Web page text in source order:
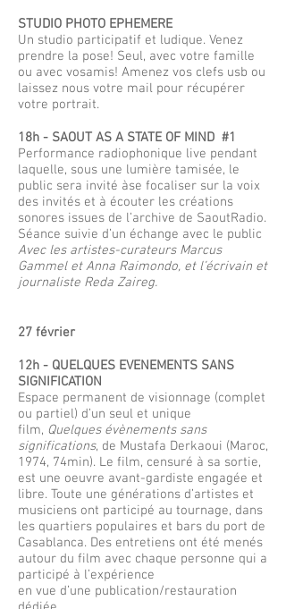
STUDIO PHOTO EPHEMERE
Un studio participatif et ludique. Venez
prendre la pose! Seul, avec votre famille
ou avec vosamis! Amenez vos clefs usb ou
laissez nous votre mail pour récupérer
votre portrait.
18h - SAOUT AS A STATE OF MIND #1
Performance radiophonique live pendant
laquelle, sous une lumière tamisée, le
public sera invité àse focaliser sur la voix
des invités et à écouter les créations
sonores issues de l’archive de SaoutRadio.
Séance suivie d’un échange avec le public
Avec les artistes-curateurs Marcus
Gammel et Anna Raimondo, et l’écrivain et
journaliste Reda Zaireg.
27 février
12h - QUELQUES EVENEMENTS SANS
SIGNIFICATION
Espace permanent de visionnage (complet
ou partiel) d’un seul et unique
film, Quelques évènements sans
significations, de Mustafa Derkaoui (Maroc,
1974, 74min). Le film, censuré à sa sortie,
est une oeuvre avant-gardiste engagée et
libre. Toute une générations d’artistes et
musiciens ont participé au tournage, dans
les quartiers populaires et bars du port de
Casablanca. Des entretiens ont été menés
autour du film avec chaque personne qui a
participé à l’expérience
en vue d’une publication/restauration